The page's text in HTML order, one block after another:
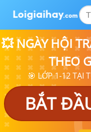
💥 NGÀY HỘI
THEO
🎯 LỚP 1-12 TẠI
BẮT